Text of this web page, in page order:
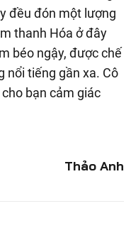
đều đón một lượng
thanh Hóa ở đây
béo ngậy, được chế
nổi tiếng gần xa. Cô
bạn cảm giác
Thảo Anh